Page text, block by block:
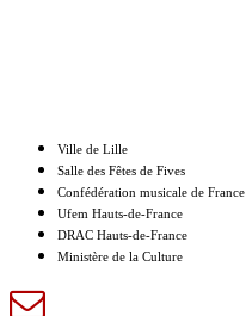
Ville de Lille
Salle des Fêtes de Fives
Confédération musicale de France
Ufem Hauts-de-France
DRAC Hauts-de-France
Ministère de la Culture